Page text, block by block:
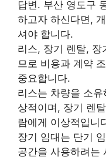
답변. 부산 영도구
하고자 하신다면,
셔야 합니다.
리스, 장기 렌탈, 장
므로 비용과 계약
중요합니다.
리스는 차량을 소
상적이며, 장기 렌
람에게 이상적입니
장기 임대는 단기
공간을 사용하려는